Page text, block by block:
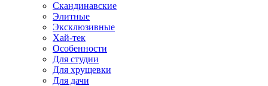
Скандинавские
Элитные
Эксклюзивные
Хай-тек
Особенности
Для студии
Для хрущевки
Для дачи